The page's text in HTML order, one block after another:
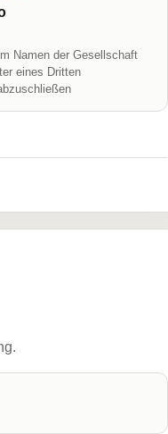
Namen der Gesellschaft
eines Dritten